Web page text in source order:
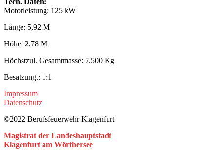
Tech. Daten:
Motorleistung: 125 kW
Länge: 5,92 M
Höhe: 2,78 M
Höchstzul. Gesamtmasse: 7.500 Kg
Besatzung.: 1:1
Impressum
Datenschutz
©2022 Berufsfeuerwehr Klagenfurt
Magistrat der Landeshauptstadt
Klagenfurt am Wörthersee